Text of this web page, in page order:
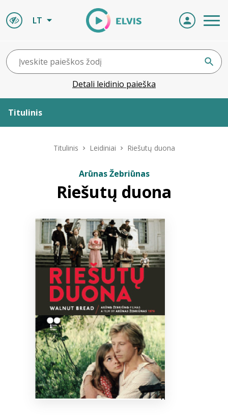
LT
Detali leidinio paieška
Titulinis
ELVIS atvyksta
Naujienos
Bibliotekoms
+370 667 80 541
info@elvislab.lt
Titulinis Leidiniai Riešutų duona
Arūnas Žebriūnas
Riešutų duona